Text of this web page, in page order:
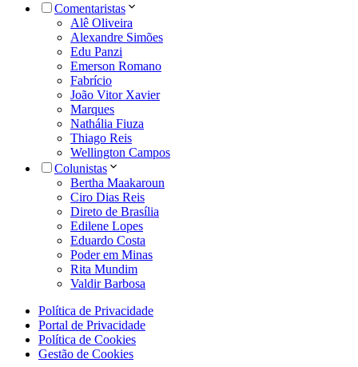
Comentaristas
Alê Oliveira
Alexandre Simões
Edu Panzi
Emerson Romano
Fabrício
João Vitor Xavier
Marques
Nathália Fiuza
Thiago Reis
Wellington Campos
Colunistas
Bertha Maakaroun
Ciro Dias Reis
Direto de Brasília
Edilene Lopes
Eduardo Costa
Poder em Minas
Rita Mundim
Valdir Barbosa
Política de Privacidade
Portal de Privacidade
Política de Cookies
Gestão de Cookies